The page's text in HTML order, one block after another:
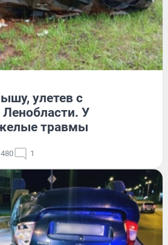
улетев с
У
травмы
1